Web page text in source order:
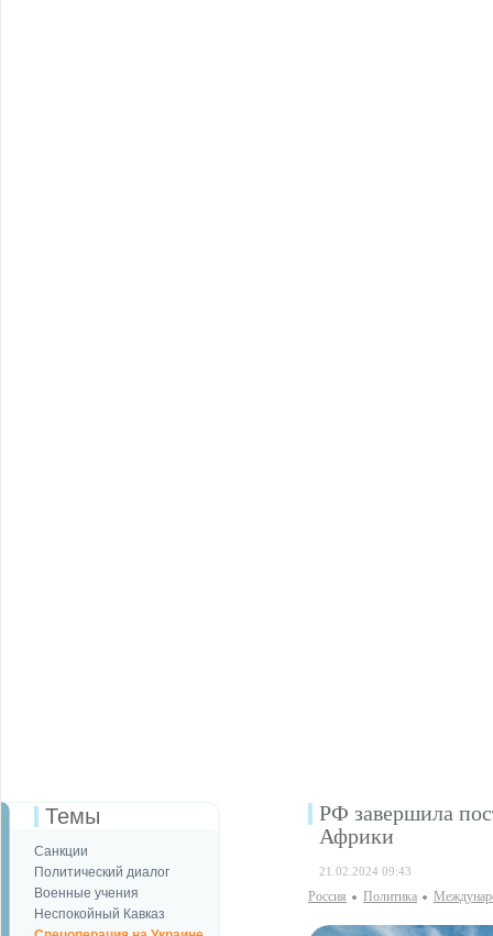
Темы
Санкции
Политический диалог
Военные учения
Неспокойный Кавказ
РФ завершила
Африки
21.02.2024 09:43
Россия Политика